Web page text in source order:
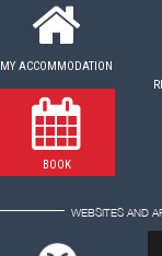
MY ACCOMMODATION
BOOK
WEBSITES AND